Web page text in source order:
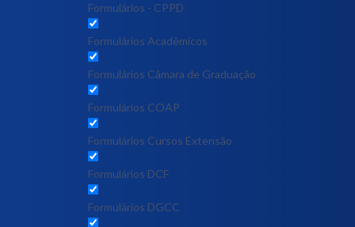
Formulários - CPPD
Formulários Acadêmicos
Formulários Câmara de Graduação
Formulários COAP
Formulários Cursos Extensão
Formulários DCF
Formulários DGCC